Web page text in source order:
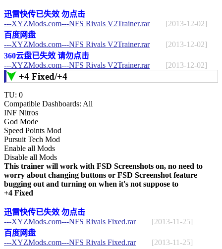
迅雷快传已失效 勿点击
---XYZMods.com---NFS Rivals V2Trainer.rar
[2013-12-02]
百度网盘
---XYZMods.com---NFS Rivals V2Trainer.rar
[2013-12-02]
360云盘已失效 请勿点击
---XYZMods.com---NFS Rivals V2Trainer.rar
[2013-12-02]
+4 Fixed/+4
TU: 0
Compatible Dashboards: All
INF Nitros
God Mode
Speed Points Mod
Pursuit Tech Mod
Enable all Mods
Disable all Mods
This trainer will work with FSD Screenshots on, no need to
worry about changing buttons or FSD Screenshot feature
bugging out and turning on when it's not suppose to
+4 Fixed
迅雷快传已失效 勿点击
---XYZMods.com---NFS Rivals Fixed.rar
[2013-11-25]
百度网盘
---XYZMods.com---NFS Rivals Fixed.rar
[2013-11-25]